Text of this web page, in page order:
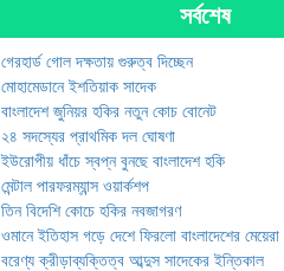
সর্বশেষ
গেরহার্ড গোল দক্ষতায় গুরুত্ব দিচ্ছেন
মোহামেডানে ইশতিয়াক সাদেক
বাংলাদেশ জুনিয়র হকির নতুন কোচ বোনেট
২৪ সদস্যের প্রাথমিক দল ঘোষণা
ইউরোপীয় ধাঁচে স্বপ্ন বুনছে বাংলাদেশ হকি
মেন্টাল পারফরম্যান্স ওয়ার্কশপ
তিন বিদেশি কোচে হকির নবজাগরণ
ওমানে ইতিহাস গড়ে দেশে ফিরলো বাংলাদেশের মেয়েরা
বরেণ্য ক্রীড়াব্যক্তিত্ব আব্দুস সাদেকের ইন্তিকাল